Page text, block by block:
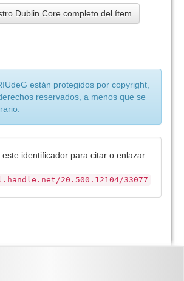
Dublin Core completo del ítem
están protegidos por copyright,
reservados, a menos que se
este identificador para citar o enlazar
20.500.12104/33077